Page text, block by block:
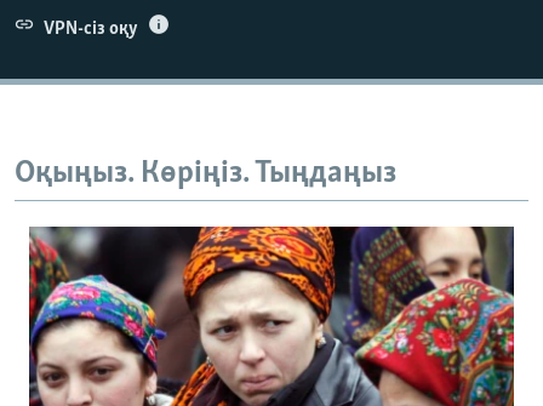
VPN-сіз оқу
Оқыңыз. Көріңіз. Тыңдаңыз